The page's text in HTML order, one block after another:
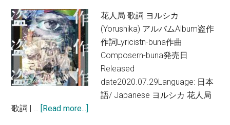
歌
詞
花人局 歌詞 ヨルシカ
(Yorushika) アルバムAlbum盗作
作詞Lyricistn-buna作曲
Composern-buna発売日
Released
date2020.07.29Language: 日本
語/ Japanese ヨルシカ 花人局
歌詞 | … [Read more...]